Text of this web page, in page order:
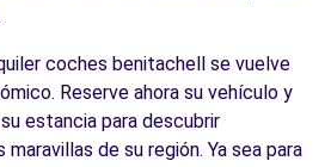
coches benitachell se vuelve
Reserve ahora su vehículo y
estancia para descubrir
de su región. Ya sea para